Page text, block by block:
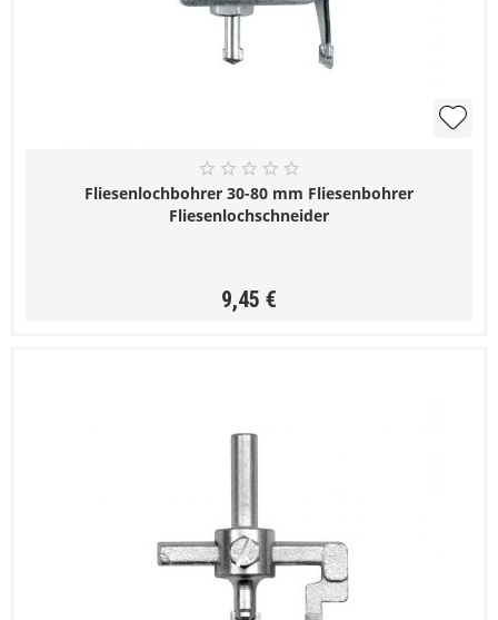
Fliesenlochbohrer 30-80 mm Fliesenbohrer
Fliesenlochschneider
9,45 €